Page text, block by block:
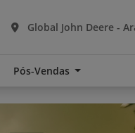
Global John Deere -
Pós-Vendas